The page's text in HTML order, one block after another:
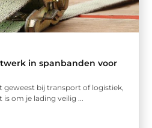
in spanbanden voor
geweest bij transport of logistiek,
om je lading veilig ...